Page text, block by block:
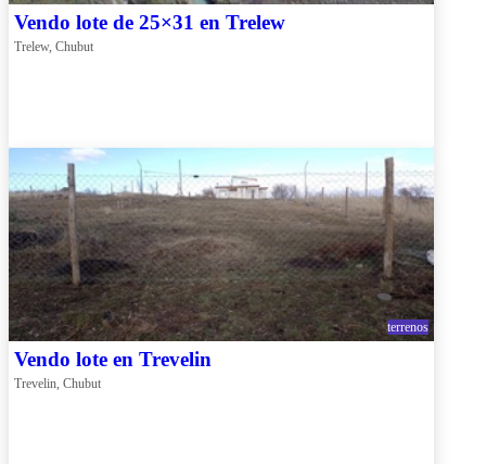
Vendo lote de 25×31 en Trelew
Trelew, Chubut
terrenos
Vendo lote en Trevelin
Trevelin, Chubut